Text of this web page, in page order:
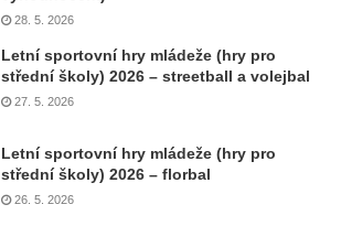
28. 5. 2026
Letní sportovní hry mládeže (hry pro
střední školy) 2026 – streetball a volejbal
27. 5. 2026
Letní sportovní hry mládeže (hry pro
střední školy) 2026 – florbal
26. 5. 2026